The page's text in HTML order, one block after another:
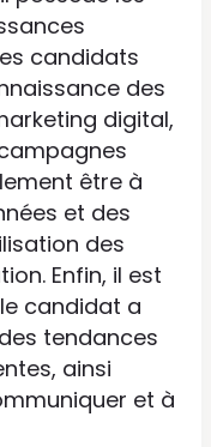
candidats
des
digital,
être à
et des
des
Enfin, il est
candidat a
tendances
ainsi
et à